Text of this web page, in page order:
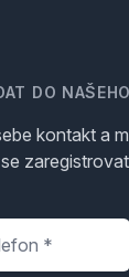
DO
kontakt a